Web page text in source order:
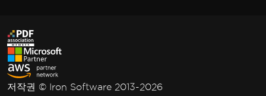
저작권 © Iron Software 2013-2026